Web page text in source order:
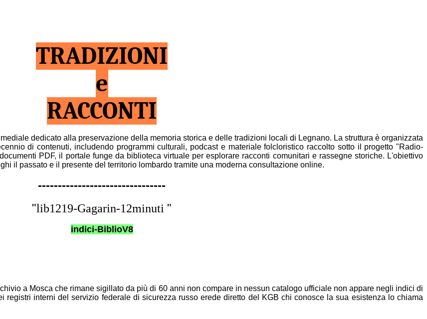
TRADIZIONI
e
RACCONTI
dedicato alla preservazione della memoria storica e delle tradizioni locali di Legnano. La struttura è organizzata
di contenuti, includendo programmi culturali, podcast e materiale folcloristico raccolto sotto il progetto"Radio-
PDF, il portale funge da biblioteca virtuale per esplorare racconti comunitari e rassegne storiche. L'obiettivo
il passato e il presente del territorio lombardo tramite una moderna consultazione online.
--------------------------------
"lib1219-Gagarin-12minuti "
indici-BiblioV8
a Mosca che rimane sigillato da più di 60 anni non compare in nessun catalogo ufficiale non appare negli indici di
registri interni del servizio federale di sicurezza russo eredediretto del KGB chi conosce la sua esistenza lo chiama